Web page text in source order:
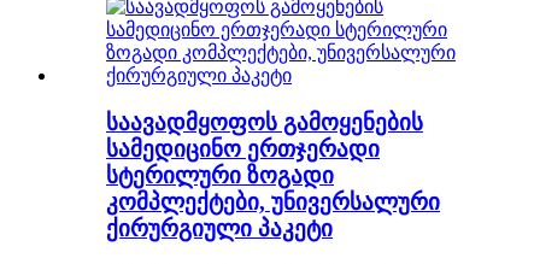
საავადმყოფოს გამოყენების
სამედიცინო ერთჯერადი
სტერილური ზოგადი
კომპლექტები, უნივერსალური
ქირურგიული პაკეტი